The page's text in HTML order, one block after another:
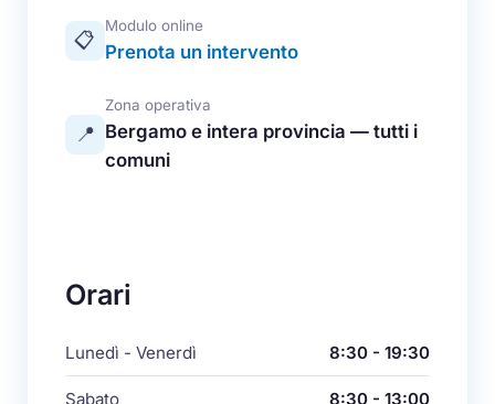
📋
Modulo online
Prenota un intervento
📍
Zona operativa
Bergamo e intera provincia — tutti i
comuni
Orari
Lunedì - Venerdì 8:30 - 19:30
Sabato 8:30 - 13:00